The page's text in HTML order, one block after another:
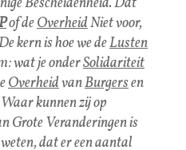
of deOverheidNiet voor,
kern is hoe we deLusten
wat je onderSolidariteit
OverheidvanBurgersen
kunnen zij op
Grote Veranderingen is
weten, dat er een aantal